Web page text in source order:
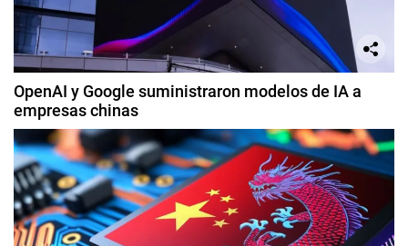
OpenAI y Google suministraron modelos de IA a
empresas chinas